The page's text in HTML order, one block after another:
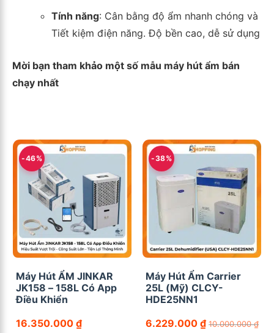
Tính năng: Cân bằng độ ẩm nhanh chóng và
Tiết kiệm điện năng. Độ bền cao, dễ sử dụng
Mời bạn tham khảo một số mẫu máy hút ẩm bán
chạy nhất
-46%
Máy Hút ẨM JINKAR
JK158 – 158L Có App
Điều Khiển
16.350.000 ₫
-38%
Máy Hút Ẩm Carrier
25L (Mỹ) CLCY-
HDE25NN1
6.229.000₫ 10.000.000₫